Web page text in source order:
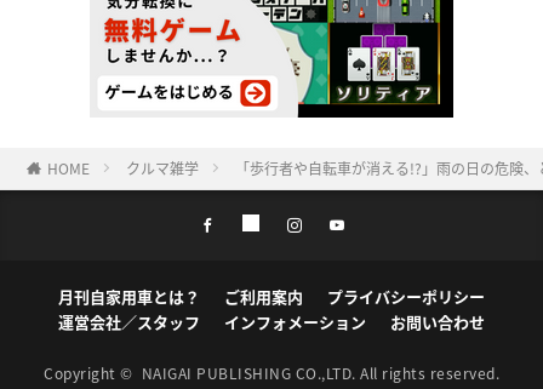
HOME クルマ雑学 「歩行者や自転車が消える!?」雨の日の危険
月刊自家用車とは？ ご利用案内
プライバシーポリシー
運営会社／スタッフ
インフォメーション お問い合わせ
Copyright © NAIGAI PUBLISHING CO.,LTD. All rights reserved.